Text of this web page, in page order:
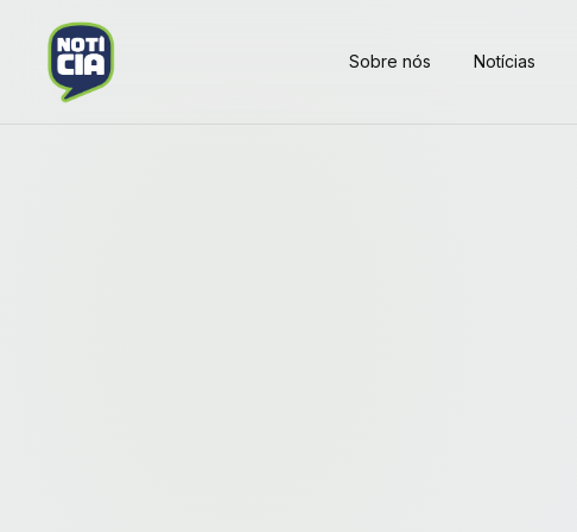
Sobre nós Notícias